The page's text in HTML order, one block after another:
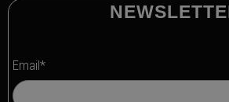
Email*